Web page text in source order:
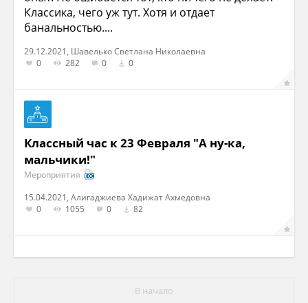
Классика, чего уж тут. Хотя и отдает
банальностью....
29.12.2021, Шавелько Светлана Николаевна
0
282 0 0
Классный час к 23 Февраля "А ну-ка,
мальчики!"
Мероприятия
15.04.2021, Алигаджиева Хадижат Ахмедовна
0
1055 0 82
В начало